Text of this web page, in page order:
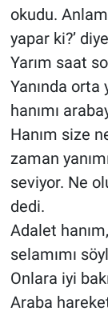
okudu.
yapar ki?’
Yarım saat
Yanında orta
hanımı
Hanım size
zaman
seviyor. Ne
dedi.
Adalet
selamımı
Onlara iyi
Araba